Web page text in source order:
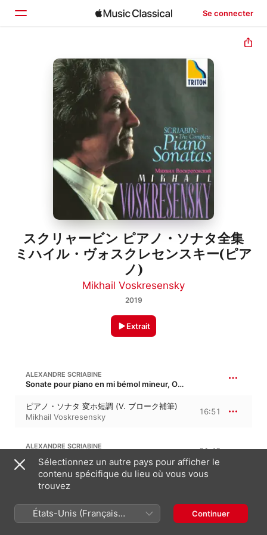
Se connecter
Accueil
Parcourir
Rechercher
スクリャービン ピアノ・ソナタ全集
ミハイル・ヴォスクレセンスキー(ピア
ノ)
Mikhail Voskresensky
2019
Extrait
ALEXANDRE SCRIABINE
Sonate pour piano en mi bémol mineur, Op. 4, WoO 19
ピアノ・ソナタ 変ホ短調 (V. ブローク補筆)
Mikhail Voskresensky
16:51
ALEXANDRE SCRIABINE
Sonate pour piano nº 1 en fa mineur, Op. 6 21:43
ピアノ・ソナタ 第 1番 ヘ短調 作品 6 1
Allegro con fuoco
ピアノ・ソナタ 第 1番 ヘ短調 作品 6 2 -
Mikhail Voskresensky
4:06
Sélectionnez un autre pays pour afficher le
contenu spécifique du lieu où vous vous
trouvez
États-Unis (Français
France)
Continuer